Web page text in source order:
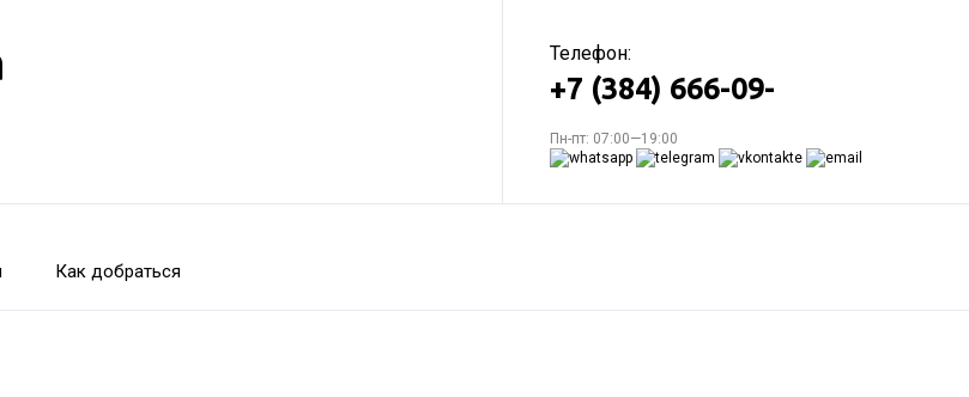
Телефон:
+7 (384) 666-09-
Пн-пт: 07:00—19:00
Как добраться